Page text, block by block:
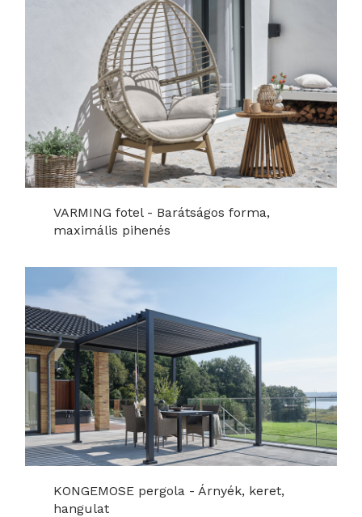
VARMING fotel - Barátságos forma,
maximális pihenés
KONGEMOSE pergola - Árnyék, keret,
hangulat